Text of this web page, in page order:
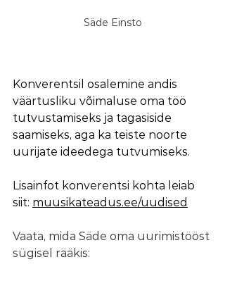
Säde Einsto
Konverentsil osalemine andis
väärtusliku võimaluse oma töö
tutvustamiseks ja tagasiside
saamiseks, aga ka teiste noorte
uurijate ideedega tutvumiseks.
Lisainfot konverentsi kohta leiab
siit: muusikateadus.ee/uudised
Vaata, mida Säde oma uurimistööst
sügisel rääkis: